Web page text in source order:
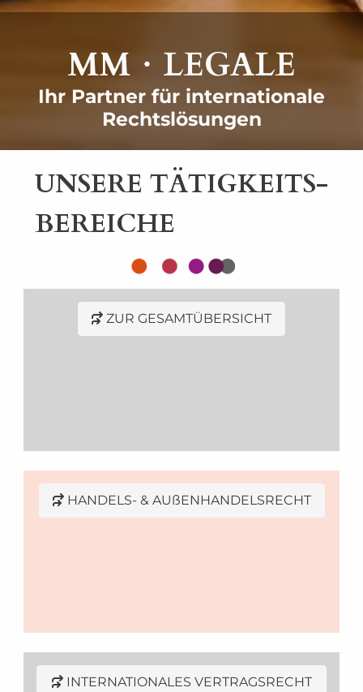
MM ・ LEGALE
Ihr Partner für internationale
Rechtslösungen
UNSERE TÄTIGKEITS-
BEREICHE
ZUR GESAMTÜBERSICHT
HANDELS- & AUßENHANDELSRECHT
INTERNATIONALES VERTRAGSRECHT